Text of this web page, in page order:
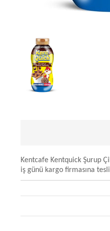
Kentcafe Kentquick Şurup
iş günü kargo firmasına